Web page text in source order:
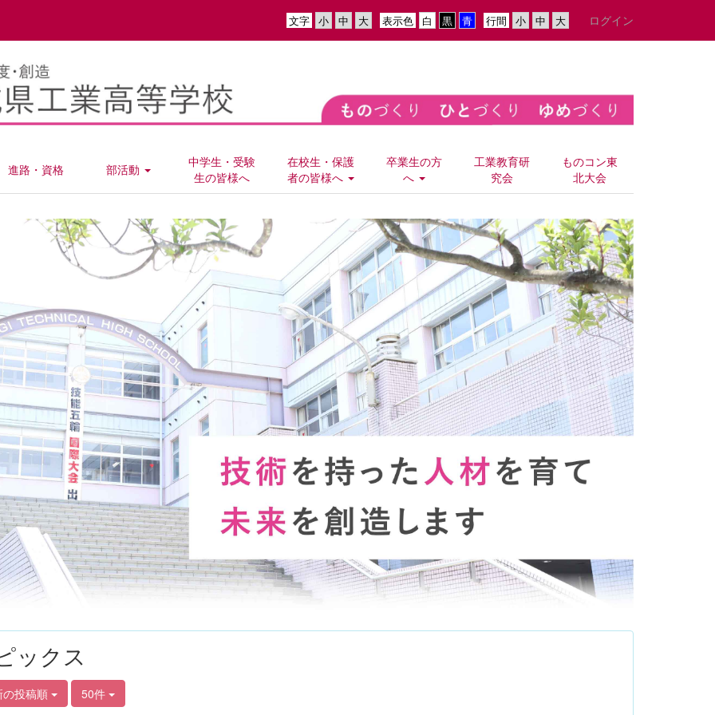
行間
表示色
文字 ログイン
進路・資格 部活動
中学生・受験
生の皆様へ
在校生・保護
者の皆様へ
卒業生の方
へ
工業教育研
究会
ものコン東
北大会
ックス
投稿順 50件